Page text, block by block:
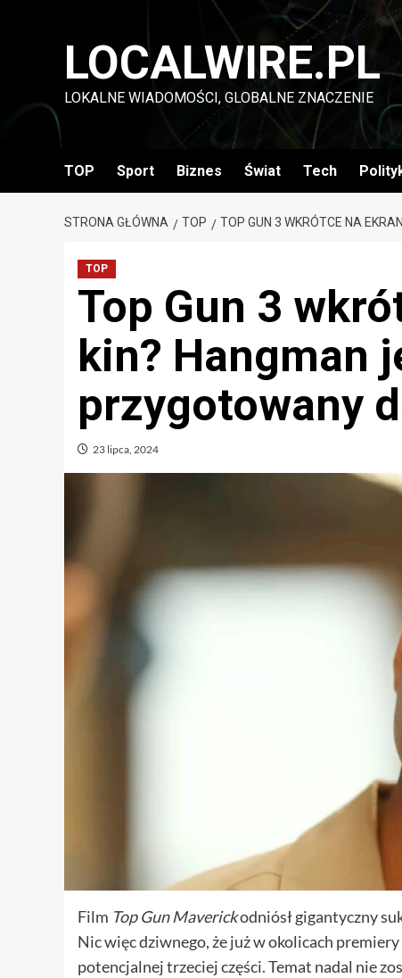
LOCALWIRE.PL
LOKALNE WIADOMOŚCI, GLOBALNE ZNACZENIE
TOP Sport Biznes Świat Tech
STRONA GŁÓWNA TOP TOP GUN 3 WKRÓTCE NA
TOP
Top Gun 3
kin? Hangman
przygotowany
23 lipca, 2024
Film Top Gun Maverickodniósł gigantyczny
Nic więc dziwnego, że już w okolicach
potencjalnej trzeciej części. Temat nadal nie